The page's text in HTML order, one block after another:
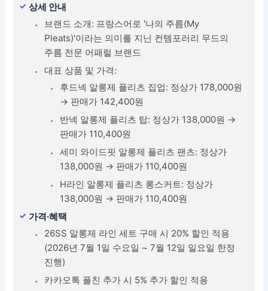
상세 안내
브랜드 소개: 프랑스어로 '나의 주름(My
Pleats)'이라는 의미를 지닌 컨템포러리 무드의
주름 전문 어패럴 브랜드
대표 상품 및 가격:
후드넥 알롱제 플리츠 집업: 정상가 178,000원
→ 판매가 142,400원
반넥 알롱제 플리츠 탑: 정상가 138,000원 →
판매가 110,400원
세미 와이드핏 알롱제 플리츠 팬츠: 정상가
138,000원 → 판매가 110,400원
H라인 알롱제 플리츠 롱스커트: 정상가
138,000원 → 판매가 110,400원
가격·혜택
26SS 알롱제 라인 세트 구매 시 20% 할인 적용
(2026년 7월 1일 수요일 ~ 7월 12일 일요일 한정
진행)
카카오톡 플친 추가 시 5% 추가 할인 적용